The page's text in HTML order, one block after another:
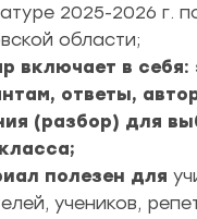
2025-2026 г.
области;
включает в
ответы,
(разбор) для
полезен для
учеников,